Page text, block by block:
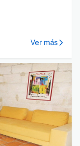
Ver más